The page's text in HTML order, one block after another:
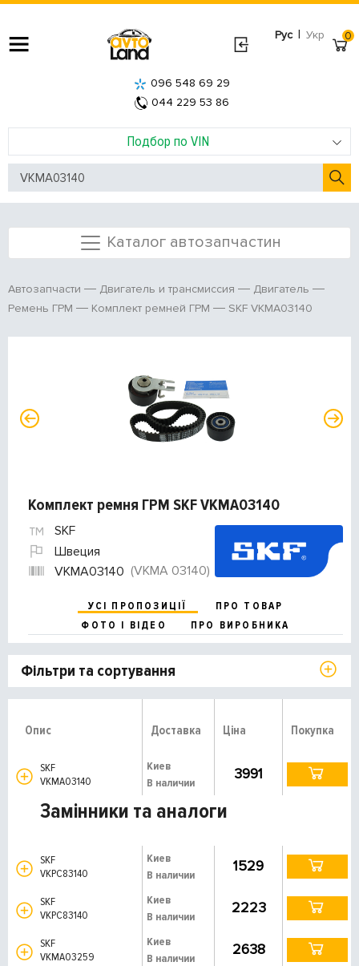
Рус | Укр
Подбор по VIN
096 548 69 29
044 229 53 86
0
Каталог автозапчастин
Автозапчасти Двигатель и трансмиссия
Двигатель
Ремень ГРМ
Комплект ремней ГРМ SKF VKMA03140
Комплект ремня ГРМ SKF VKMA03140
SKF
Швеция
VKMA03140 (VKMA 03140)
УСІ ПРОПОЗИЦІЇ
ПРО ТОВАР
ФОТО І ВІДЕО
ПРО ВИРОБНИКА
Фільтри та сортування
Опис Доставка Ціна Покупка
SKF
VKMA03140
Киев
В наличии
3991
Замінники та аналоги
SKF
VKPC83140
Киев
В наличии
1529
SKF
VKPC83140
Киев
В наличии
2223
SKF
VKMA03259
Киев
В наличии
2638